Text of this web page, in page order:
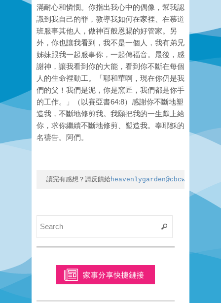
滿耐心和憐憫。你指出我心中的偶像，幫我認
識到我自己的罪，教導我如何在家裡、在慕道
班服事其他人，做神百般恩賜的好管家。另
外，你也讓我看到，我不是一個人，我有弟兄
姊妹跟我一起服事你，一起傳福音。最後，感
謝神，讓我看到你的大能，看到你不斷在每個
人的生命裡動工。「耶和華啊，現在你仍是我
們的父！我們是泥，你是窯匠，我們都是你手
的工作。」（以賽亞書64:8）感謝你不斷地塑
造我，不斷地修剪我。我願把我的一生獻上給
你，求你繼續不斷地修剪、塑造我。奉耶穌的
名禱告。阿們。
讀完有感想？請反饋給heavenlygarden@cbcwla.org